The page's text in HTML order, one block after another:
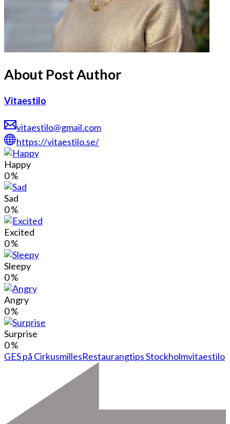
About Post Author
Vitaestilo
vitaestilo@gmail.com
https://vitaestilo.se/
Happy
0%
Sad
0%
Excited
0%
Sleepy
0%
Angry
0%
Surprise
0%
GES på CirkusmillesRestaurangtips Stockholmvitaestilo